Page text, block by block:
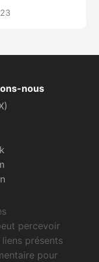
nous
percevoir
présents
pour